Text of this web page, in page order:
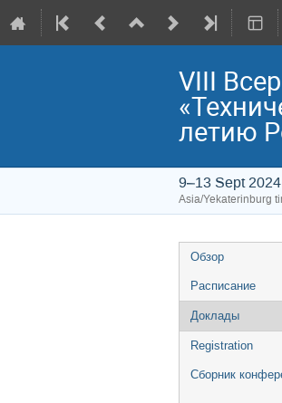
VIII
летию
9–13 Sept 2024
Asia/Yekaterinburg
Event
menu
Обзор
Расписание
Доклады
Registration
Сборник